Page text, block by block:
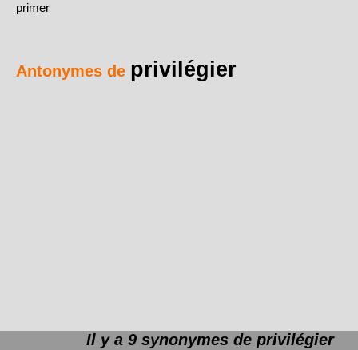
primer
Antonymes de privilégier
Il y a 9 synonymes de privilégier